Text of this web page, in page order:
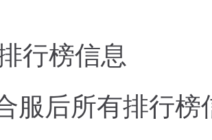
行榜信息
服后所有排行